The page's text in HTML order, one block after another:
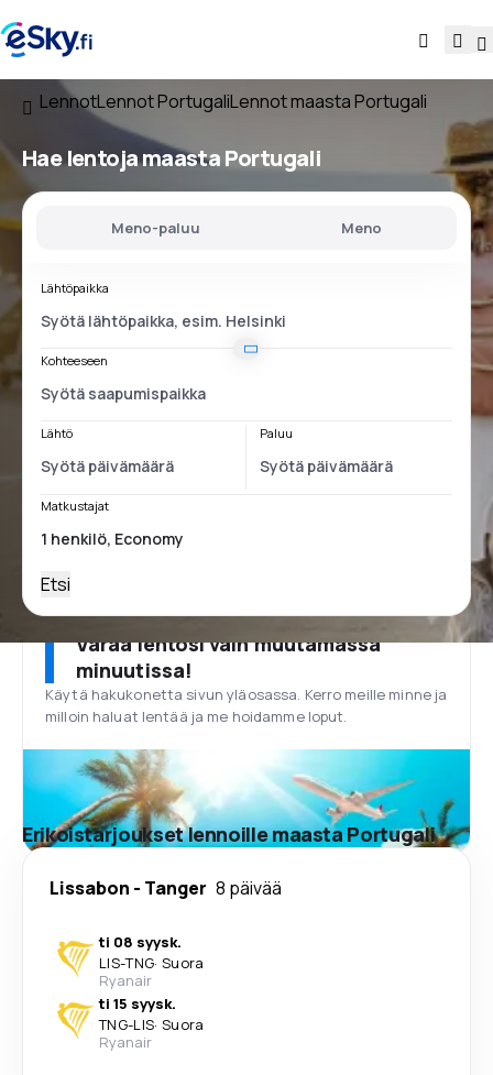
LennotLennot PortugaliLennot maasta Portugali
Hae lentojamaasta Portugali
Meno-paluu Meno
Lähtöpaikka
Kohteeseen
Lähtö Paluu
Matkustajat
Etsi
Varaa lentosi vain muutamassa
minuutissa!
Käytä hakukonetta sivun yläosassa. Kerro meille minne ja
milloin haluat lentää ja me hoidamme loput.
Erikoistarjoukset lennoille maasta Portugali
Lissabon - Tanger 8 päivää
ti 08 syysk.
LIS-TNG· Suora
Ryanair
ti 15 syysk.
TNG-LIS· Suora
Ryanair